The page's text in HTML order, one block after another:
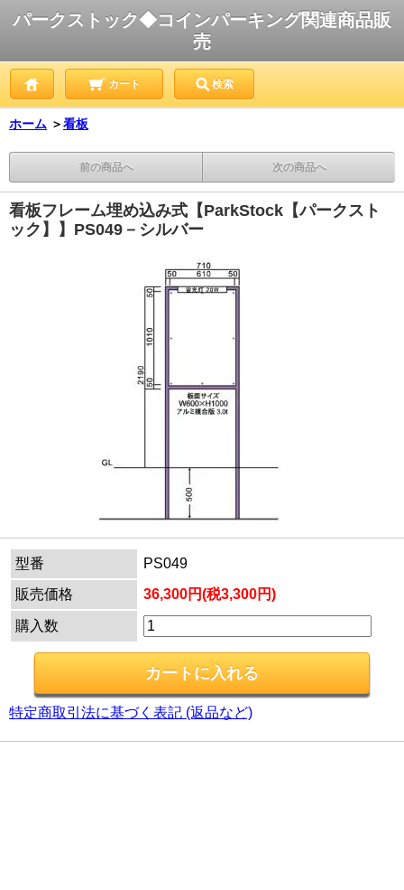
パークストック◆コインパーキング関連商品販
売
カート 検索
ホーム ＞看板
前の商品へ 次の商品へ
看板フレーム埋め込み式【ParkStock【パークスト
ック】】PS049－シルバー
型番
PS049
販売価格
36,300円(税3,300円)
購入数
特定商取引法に基づく表記 (返品など)